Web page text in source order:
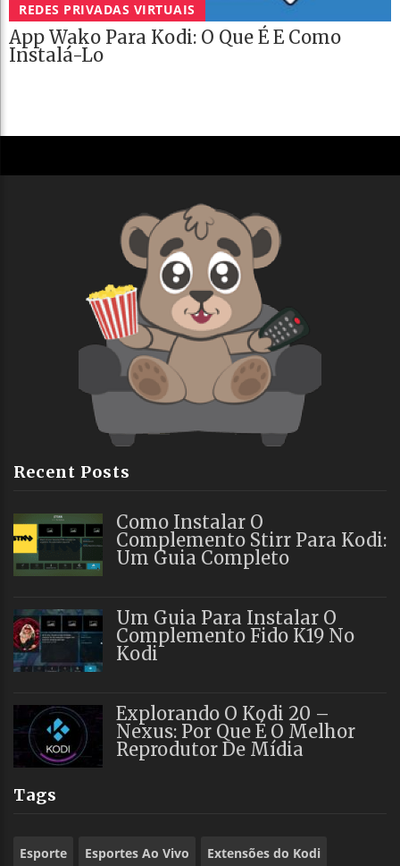
REDES PRIVADAS VIRTUAIS
App Wako Para Kodi: O Que É E Como
Instalá-Lo
Recent Posts
Como Instalar O
Complemento Stirr Para Kodi:
Um Guia Completo
Um Guia Para Instalar O
Complemento Fido K19 No
Kodi
Explorando O Kodi 20 –
Nexus: Por Que É O Melhor
Reprodutor De Mídia
Tags
Esporte Esportes Ao Vivo Extensões do Kodi